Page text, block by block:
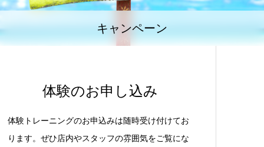
キャンペーン
体験のお申し込み
体験トレーニングのお申込みは随時受け付けてお
ります。ぜひ店内やスタッフの雰囲気をご覧にな